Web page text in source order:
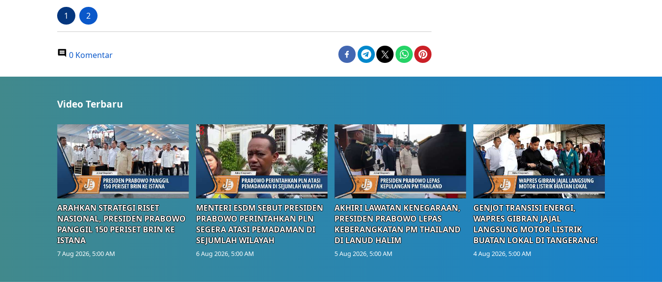
1 2
0 Komentar
Video Terbaru
ARAHKAN STRATEGI RISET
NASIONAL, PRESIDEN PRABOWO
PANGGIL 150 PERISET BRIN KE
ISTANA
7 Aug 2026, 5:00 AM
MENTERI ESDM SEBUT PRESIDEN
PRABOWO PERINTAHKAN PLN
SEGERA ATASI PEMADAMAN DI
SEJUMLAH WILAYAH
6 Aug 2026, 5:00 AM
AKHIRI LAWATAN KENEGARAAN,
PRESIDEN PRABOWO LEPAS
KEBERANGKATAN PM THAILAND
DI LANUD HALIM
5 Aug 2026, 5:00 AM
GENJOT TRANSISI ENERGI,
WAPRES GIBRAN JAJAL
LANGSUNG MOTOR LISTRIK
BUATAN LOKAL DI TANGERANG!
4 Aug 2026, 5:00 AM